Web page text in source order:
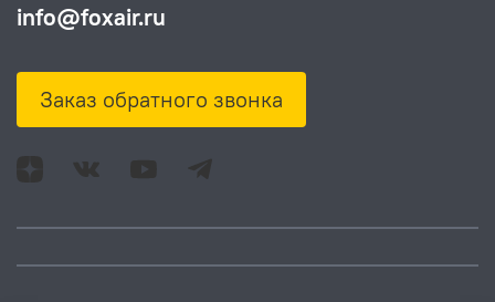
info@foxair.ru
Заказ обратного звонка